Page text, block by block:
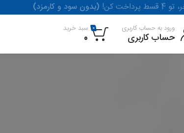
(بدون سود و کارمزد) کن
ورود به حساب کاربری
حساب کاربری
0 سبد خرید
0